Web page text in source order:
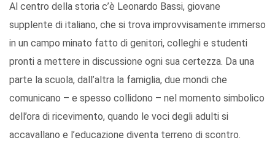
Al centro della storia c’è Leonardo Bassi, giovane
supplente di italiano, che si trova improvvisamente immerso
in un campo minato fatto di genitori, colleghi e studenti
pronti a mettere in discussione ogni sua certezza. Da una
parte la scuola, dall’altra la famiglia, due mondi che
comunicano – e spesso collidono – nel momento simbolico
dell’ora di ricevimento, quando le voci degli adulti si
accavallano e l’educazione diventa terreno di scontro.